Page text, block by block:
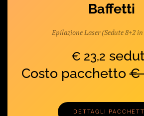
Baffetti
Epilazione Laser (Sedute 8+2
€ 23,2
Costo pacchetto€
DETTAGLI